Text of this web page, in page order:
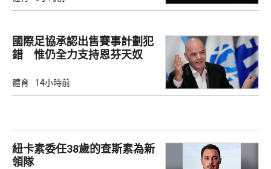
國際足協承認出售賽事計劃犯
錯 惟仍全力支持恩芬天奴
體育 14小時前
紐卡素委任38歲的查斯素為新
領隊